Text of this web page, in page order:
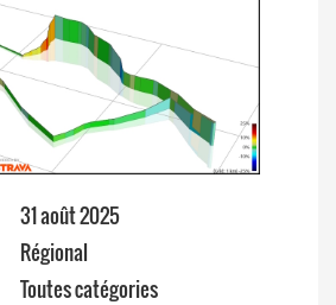
31 août 2025
Régional
Toutes catégories